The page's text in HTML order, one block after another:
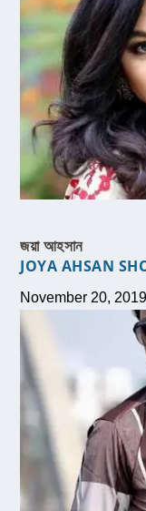
জয়া আহসান
JOYA AHSAN
November 20, 2019